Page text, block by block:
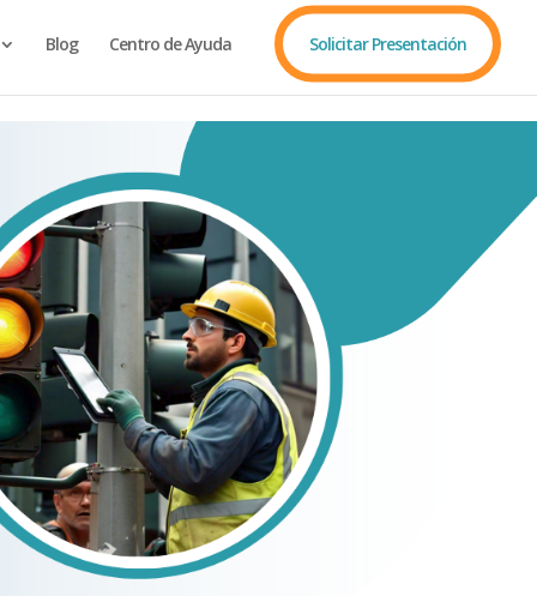
Blog Centro de Ayuda Solicitar Presentación